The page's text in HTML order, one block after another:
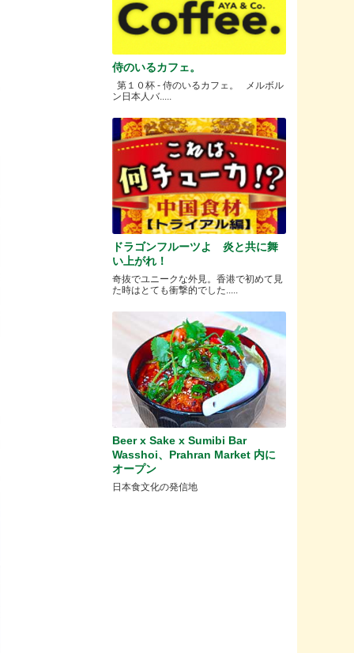
侍のいるカフェ。
第１０杯 - 侍のいるカフェ。 メルボル
ン日本人バ.....
ドラゴンフルーツよ 炎と共に舞
い上がれ！
奇抜でユニークな外見。香港で初めて見
た時はとても衝撃的でした.....
Beer x Sake x Sumibi Bar
Wasshoi、Prahran Market 内に
オープン
日本食文化の発信地